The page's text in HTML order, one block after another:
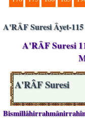
A'RÂF Suresi Âyet-
A'RÂF Suresi
A'RÂF Suresi